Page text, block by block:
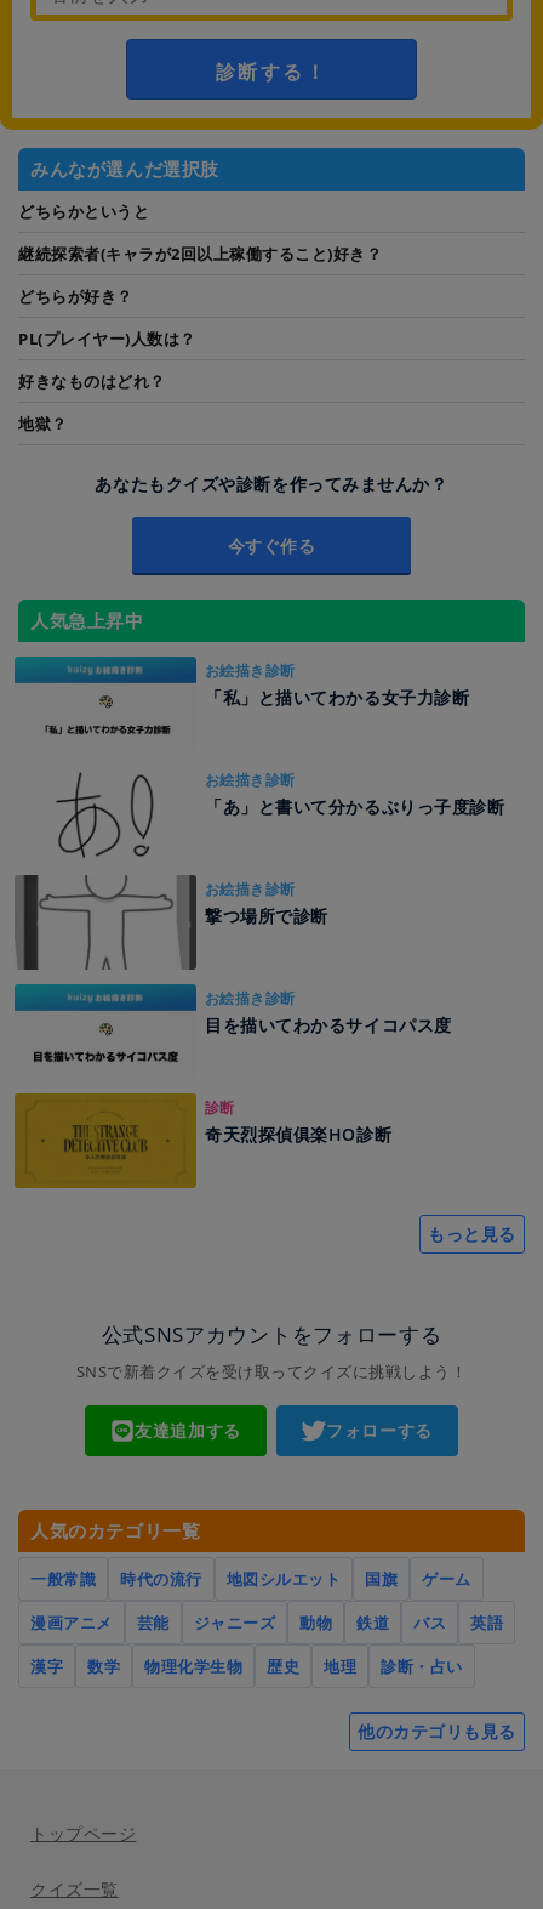
診断する！
みんなが選んだ選択肢
どちらかというと
継続探索者(キャラが2回以上稼働すること)好き？
どちらが好き？
PL(プレイヤー)人数は？
好きなものはどれ？
地獄？
あなたもクイズや診断を作ってみませんか？
今すぐ作る
人気急上昇中
お絵描き診断
「私」と描いてわかる女子力診断
お絵描き診断
「あ」と書いて分かるぶりっ子度診断
お絵描き診断
撃つ場所で診断
お絵描き診断
目を描いてわかるサイコパス度
診断
奇天烈探偵俱楽HO診断
もっと見る
公式SNSアカウントをフォローする
SNSで新着クイズを受け取ってクイズに挑戦しよう！
友達追加する フォローする
人気のカテゴリ一覧
一般常識 時代の流行 地図シルエット 国旗
ゲーム
漫画アニメ
芸能 ジャニーズ 動物 鉄道 バス
英語
漢字
数学 物理化学生物 歴史 地理 診断・占い
他のカテゴリも見る
トップページ
クイズ一覧